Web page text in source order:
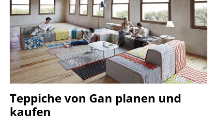
Hocker
Bänke & Liegen
Sitzsäcke
Gartenstühle
Schaukelstühle
Teppiche von Gan planen und
kaufen